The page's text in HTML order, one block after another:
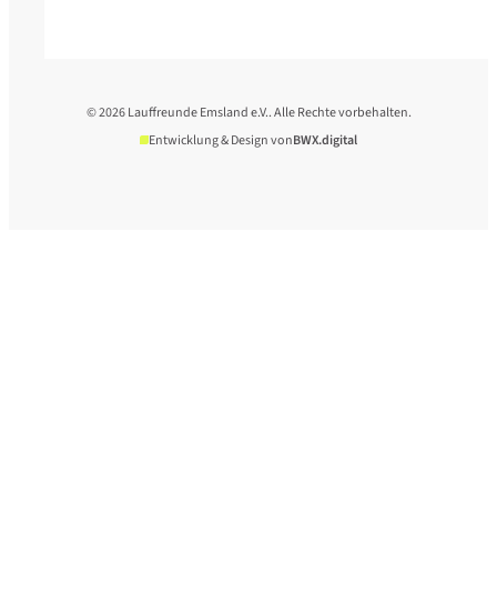
© 2026 Lauffreunde Emsland e.V.. Alle Rechte vorbehalten.
Entwicklung & Design vonBWX.digital